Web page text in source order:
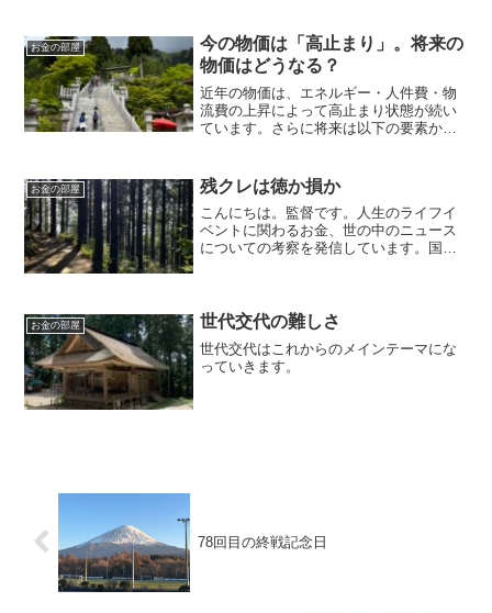
お金の部屋
今の物価は「高止まり」。将来の
物価はどうなる？
近年の物価は、エネルギー・人件費・物
流費の上昇によって高止まり状態が続い
ています。さらに将来は以下の要素か
少による労働力不足企業の人件費・設備
投資の増加世界的な資源価格...
お金の部屋 残クレは徳か損か
こんにちは。監督です。人生のライフイ
ベントに関わるお金、世の中のニュース
についての考察を発信しています。国家
ョンを含みます）。...
お金の部屋 世代交代の難しさ
世代交代はこれからのメインテーマにな
っていきます。
78回目の終戦記念日